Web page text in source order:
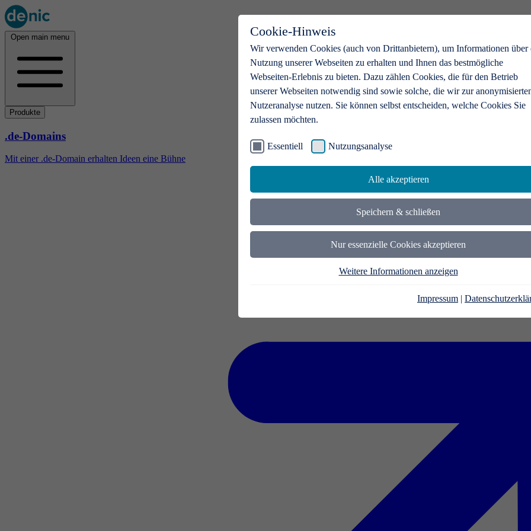
Cookie-Hinweis
Wir verwenden Cookies (auch von Drittanbietern), um Informationen über
Nutzung unserer Webseiten zu erhalten und Ihnen das bestmögliche
Webseiten-Erlebnis zu bieten. Dazu zählen Cookies, die für den Betrieb
unserer Webseiten notwendig sind sowie solche, die wir zur
Nutzeranalyse nutzen. Sie können selbst entscheiden, welche Cookies Sie
zulassen möchten.
Essentiell Nutzungsanalyse
Alle akzeptieren
Speichern & schließen
Nur essenzielle Cookies akzeptieren
Weitere Informationen anzeigen
Impressum |
Open main menu
Produkte
.de-Domains
Mit einer .de-Domain erhalten Ideen eine Bühne